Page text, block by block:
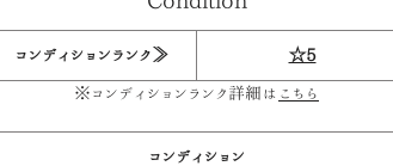
コンディションランク≫ ☆5
※コンディションランク詳細は こちら
コンディション